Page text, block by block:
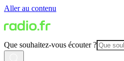
Aller au contenu
Que souhaitez-vous écouter ?